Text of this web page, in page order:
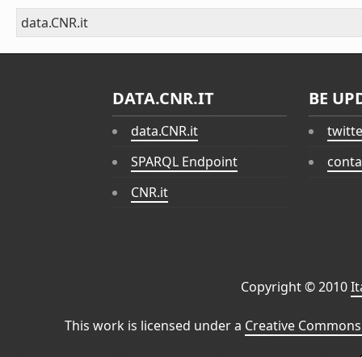
data.CNR.it
DATA.CNR.IT
data.CNR.it
SPARQL Endpoint
CNR.it
BE
Copyright © 2010
This work is licensed under a Creative